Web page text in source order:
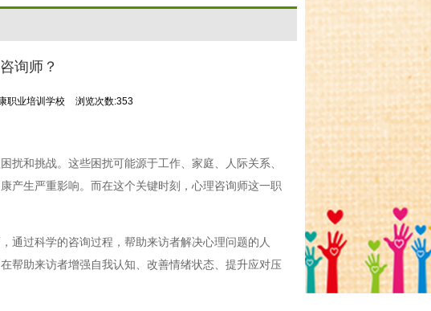
询师？
职业培训学校 浏览次数:353
和挑战。这些困扰可能源于工作、家庭、人际关系、
产生严重影响。而在这个关键时刻，心理咨询师这一职
通过科学的咨询过程，帮助来访者解决心理问题的人
帮助来访者增强自我认知、改善情绪状态、提升应对压